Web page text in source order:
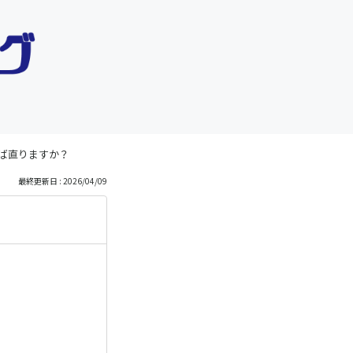
直りますか？
最終更新日 : 2026/04/09